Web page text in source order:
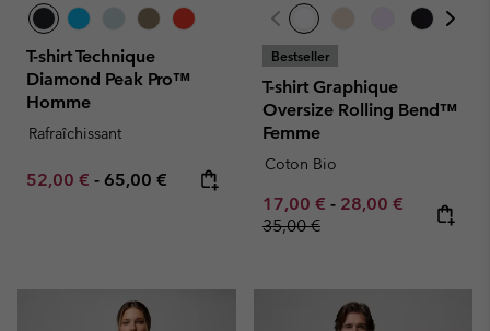
T-shirt Technique
Diamond Peak Pro™
Homme
Rafraîchissant
Minimum sale price:
52,00 € - Maximum price:
65,00 €
Bestseller
T-shirt Graphique
Oversize Rolling Bend™
Femme
Coton Bio
Minimum sale price:
17,00 € - Maximum sale
28,00 € Regular
35,00 €